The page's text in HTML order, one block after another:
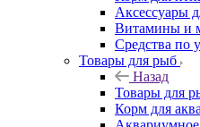
Аксессуары
Витамины и
Средства по
Товары для рыб
Назад
Товары для
Корм для